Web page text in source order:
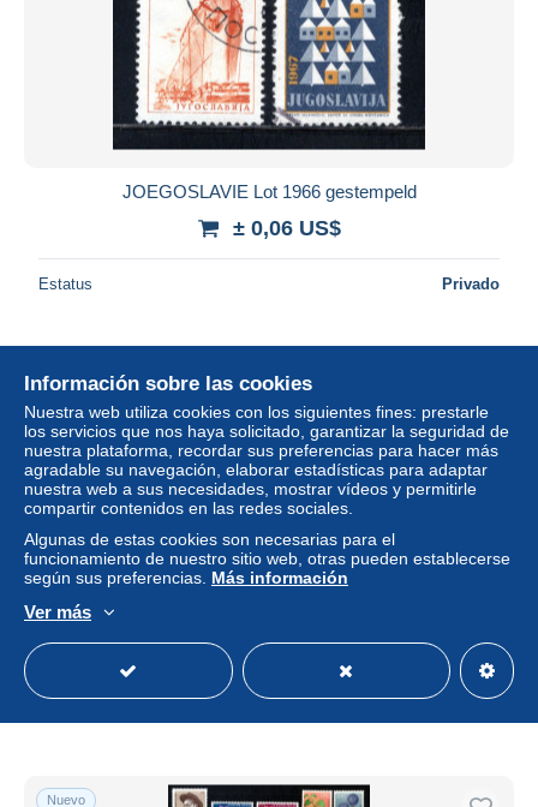
JOEGOSLAVIE Lot 1966 gestempeld
± 0,06 US$
Estatus Privado
± 0,13 US$
Nuevo
Información sobre las cookies
Nuestra web utiliza cookies con los siguientes fines: prestarle
los servicios que nos haya solicitado, garantizar la seguridad de
nuestra plataforma, recordar sus preferencias para hacer más
agradable su navegación, elaborar estadísticas para adaptar
nuestra web a sus necesidades, mostrar vídeos y permitirle
compartir contenidos en las redes sociales.
Algunas de estas cookies son necesarias para el
funcionamiento de nuestro sitio web, otras pueden establecerse
según sus preferencias. Más información
Ver más